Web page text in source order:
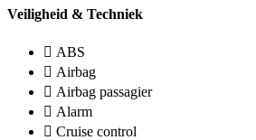
Veiligheid & Techniek
ABS
Airbag
Airbag passagier
Alarm
Cruise control